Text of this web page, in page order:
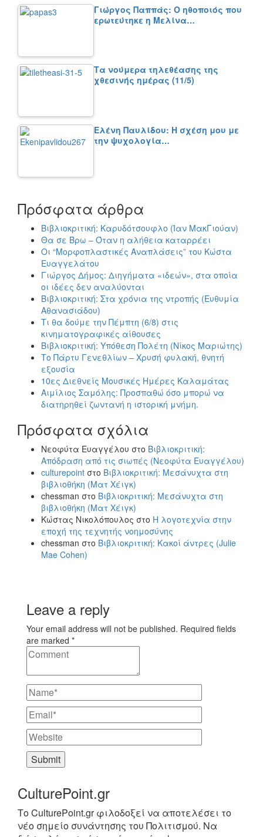
Γιώργος Παππάς: Ο ηθοποιός που
ερωτεύτηκε η Μελίνα…
Τα νούμερα τηλεθέασης της
χθεσινής ημέρας (11/5)
Ελένη Παυλίδου: Η σχέση μου με
την ψυχολογία…
Πρόσφατα άρθρα
Βιβλιοκριτική: Καρυδότσουφλο (Ίαν ΜακΓιούαν)
Θα σε Βρω – Όταν η αλήθεια καταρρέει
Οι “Μορφοπλαστικές Αναπλάσεις” του Κώστα
Ευαγγελάτου
Γιώργος Δήμος: Διηγήματα «ιδεών», στα οποία
οι ιδέες δεν αναλύονται
Βιβλιοκριτική: Στα χρόνια της ντροπής (Ευθυμία
Αθανασιάδου)
Τι θα δούμε την Πέμπτη (6/8) στις
κινηματογραφικές αίθουσες
Βιβλιοκριτική: Υπόθεση Πολέτη (Νίκος Μαριώτης)
Το Πάρτυ Γενεθλίων – Χρυσή φυλακή, θνητή
εξουσία
10ες Διεθνείς Μουσικές Ημέρες Καλαμάτας
Αιμίλιος Σαμόλης: Προσπαθώ όσο μπορώ να
διατηρηθεί ζωντανή η ιστορική μνήμη.
Πρόσφατα σχόλια
Νεοφύτα Ευαγγέλου στο Βιβλιοκριτική:
Απόδραση από τις σιωπές (Νεοφύτα Ευαγγέλου)
culturepoint στο Βιβλιοκριτική: Μεσάνυχτα στη
βιβλιοθήκη (Ματ Χέιγκ)
chessman στο Βιβλιοκριτική: Μεσάνυχτα στη
βιβλιοθήκη (Ματ Χέιγκ)
Κώστας Νικολόπουλος στο Η λογοτεχνία στην
εποχή της τεχνητής νοημοσύνης
chessman στο Βιβλιοκριτική: Κακοί άντρες (Julie
Mae Cohen)
Leave a reply
Your email address will not be published. Required fields
are marked *
CulturePoint.gr
Το CulturePoint.gr φιλοδοξεί να αποτελέσει το
νέο σημείο συνάντησης του Πολιτισμού. Να